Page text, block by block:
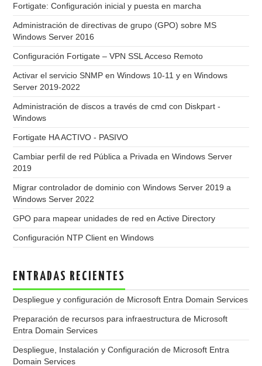
Fortigate: Configuración inicial y puesta en marcha
Administración de directivas de grupo (GPO) sobre MS
Windows Server 2016
Configuración Fortigate – VPN SSL Acceso Remoto
Activar el servicio SNMP en Windows 10-11 y en Windows
Server 2019-2022
Administración de discos a través de cmd con Diskpart -
Windows
Fortigate HA ACTIVO - PASIVO
Cambiar perfil de red Pública a Privada en Windows Server
2019
Migrar controlador de dominio con Windows Server 2019 a
Windows Server 2022
GPO para mapear unidades de red en Active Directory
Configuración NTP Client en Windows
ENTRADAS RECIENTES
Despliegue y configuración de Microsoft Entra Domain Services
Preparación de recursos para infraestructura de Microsoft
Entra Domain Services
Despliegue, Instalación y Configuración de Microsoft Entra
Domain Services